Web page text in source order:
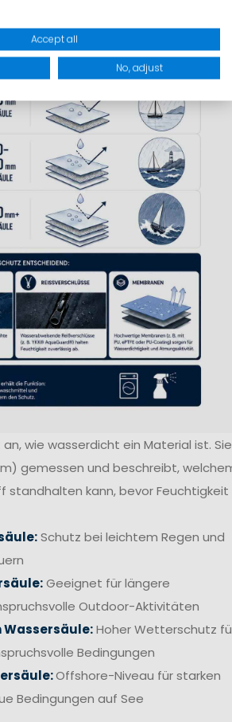
wie wasserdicht ein Material ist. Sie
gemessen und beschreibt,
standhalten kann, bevor Feuchtigkeit
Schutz bei leichtem Regen und
Geeignet für längere
Outdoor-Aktivitäten
Wassersäule:Hoher Wetterschutz
Bedingungen
Offshore-Niveau für starken
Bedingungen auf See
Accept all
No, adjust